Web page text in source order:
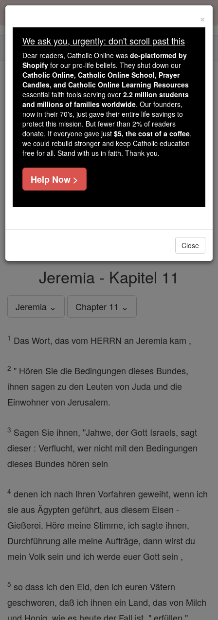
Skip
content
We ask you, urgently: don't scroll past this
Dear readers, Catholic Online
wasde-platformed by Shopify
for our pro-life beliefs. They
shut down ourCatholic
Online, Catholic Online School, Prayer Candles, and
tools serving over
families worldwide. Our founders, now in their 70's,
and keep Catholic education free for all. Stand with us
Jeremia - Kapitel 11
Jeremia ⌄ Chapter 11 ⌄
1 Das Wort, das vom HERRN an Jeremia kam ,
2 " Hören Sie die Bedingungen dieses Bundes,
ihnen sagen zu den Leuten von Juda und die
Einwohner von Jerusalem.
3 Sagen Sie ihnen, "Jahwe, der Gott Israels, sagt
dieser : Verflucht, wer nicht mit den Bedingungen
dieses Bundes hören sein
4 denen ich nach Ihren Vorfahren geweiht, wenn ich
sie aus Ägypten geführt, aus diesem Eisen -
Gießerei. Höre meine Stimme, ich sagte ihnen,
Durchführung alle meine Aufträge, dann wirst du
mein Volk sein und ich werde euer Gott sein ,
5 so dass ich den Eid, den ich euren Vätern
geschworen, daß ich ihnen ein Land, das von Milch
×
We ask you, urgently: don't scroll past this
Dear readers, Catholic Online was de-platformed by
Shopify for our pro-life beliefs. They shut down our
Catholic Online, Catholic Online School, Prayer
Candles, and Catholic Online Learning Resources
essential faith tools serving over 2.2 million students
and millions of families worldwide. Our founders,
now in their 70's, just gave their entire life savings to
protect this mission. But fewer than 2% of readers
donate. If everyone gave just $5, the cost of a coffee,
we could rebuild stronger and keep Catholic education
free for all. Stand with us in faith. Thank you.
Help Now >
Close